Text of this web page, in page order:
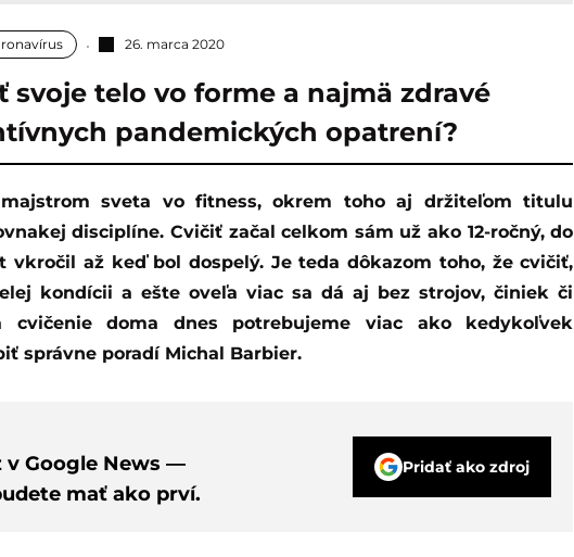
26. marca 2020
svoje telo vo forme a najmä zdravé
pandemických opatrení?
disciplíne. Cvičiť začal celkom sám už ako 12-ročný, do
vkročil až keď bol dospelý. Je teda dôkazom toho, že cvičiť,
kondícii a ešte oveľa viac sa dá aj bez strojov, činiek či
cvičenie doma dnes potrebujeme viac ako kedykoľvek
správne poradí Michal Barbier.
v Google News —
mať ako prví.
Pridať ako zdroj